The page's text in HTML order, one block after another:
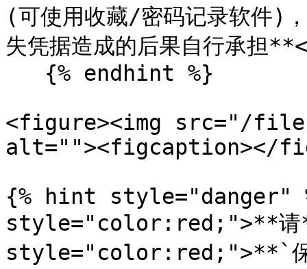
(可使用收藏/密码记录软件)
失凭据造成的后果自行承担
<figure><img src="/
alt=""><figcaption></
{% hint style="danger"
style="color:red;">**请
style="color:red;">**`保